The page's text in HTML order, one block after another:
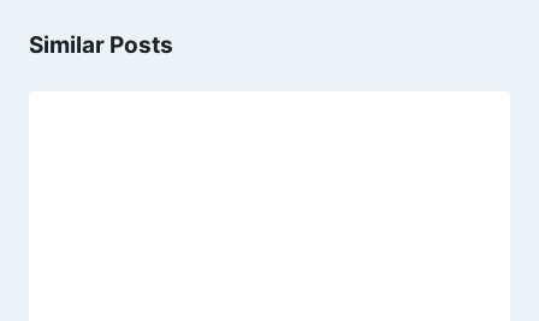
Similar Posts